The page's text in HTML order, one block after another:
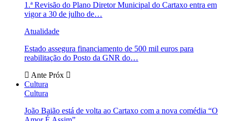
1.ª Revisão do Plano Diretor Municipal do Cartaxo entra em
vigor a 30 de julho de…
Atualidade
Estado assegura financiamento de 500 mil euros para
reabilitação do Posto da GNR do…
Ante Próx
Cultura
Cultura
João Baião está de volta ao Cartaxo com a nova comédia “O